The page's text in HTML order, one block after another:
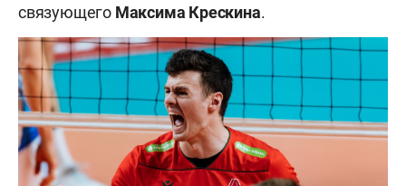
связующего Максима Крескина.